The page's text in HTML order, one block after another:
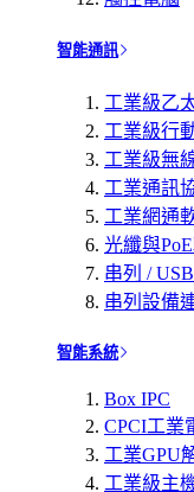
智能通訊
工業級乙
工業級行
工業級無
工業通訊
工業網通
光纖與
串列 /
串列設備
智能系統
Box IPC
CPCI工業
工業GPU
工業級主